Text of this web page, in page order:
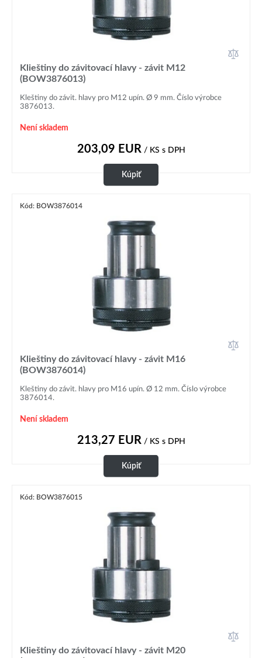
Klieštiny do závitovací hlavy - závit M12
(BOW3876013)
Kleštiny do závit. hlavy pro M12 upín. Ø 9 mm. Číslo výrobce
3876013.
Není skladem
203,09 EUR/ KS s DPH
Kúpiť
Kód: BOW3876014
Klieštiny do závitovací hlavy - závit M16
(BOW3876014)
Kleštiny do závit. hlavy pro M16 upín. Ø 12 mm. Číslo výrobce
3876014.
Není skladem
213,27 EUR/ KS s DPH
Kúpiť
Kód: BOW3876015
Klieštiny do závitovací hlavy - závit M20